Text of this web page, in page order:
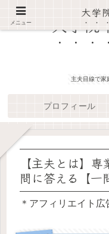
大学院
主夫目線で家
プロフィール
【主夫とは】
問に答える【一
＊アフィリエイト
メニュー
大学